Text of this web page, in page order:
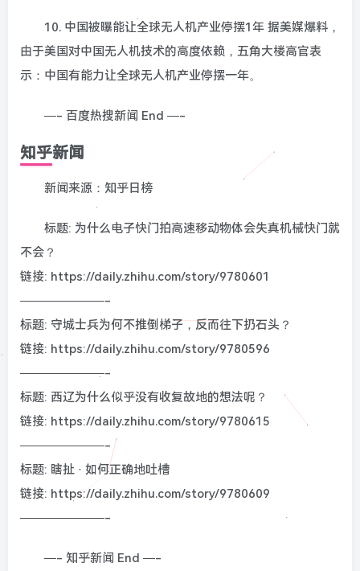
10. 中国被曝能让全球无人机产业停摆1年 据美媒爆料，
由于美国对中国无人机技术的高度依赖，五角大楼高官表
示：中国有能力让全球无人机产业停摆一年。
—- 百度热搜新闻 End —-
知乎新闻
新闻来源：知乎日榜
标题: 为什么电子快门拍高速移动物体会失真机械快门就
不会？
链接: https://daily.zhihu.com/story/9780601
———————-
标题: 守城士兵为何不推倒梯子，反而往下扔石头？
链接: https://daily.zhihu.com/story/9780596
———————-
标题: 西辽为什么似乎没有收复故地的想法呢？
链接: https://daily.zhihu.com/story/9780615
———————-
标题: 瞎扯 · 如何正确地吐槽
链接: https://daily.zhihu.com/story/9780609
———————-
—- 知乎新闻 End —-